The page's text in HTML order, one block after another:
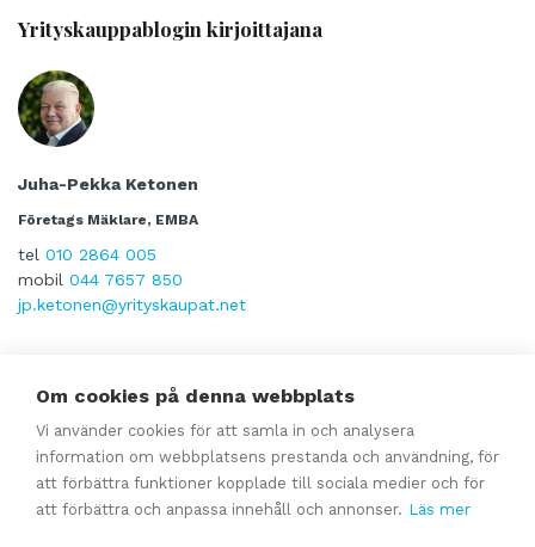
Yrityskauppablogin kirjoittajana
Juha-Pekka Ketonen
Företags Mäklare, EMBA
tel 010 2864 005
mobil 044 7657 850
jp.ketonen@yrityskaupat.net
Om cookies på denna webbplats
Vi använder cookies för att samla in och analysera
information om webbplatsens prestanda och användning, för
att förbättra funktioner kopplade till sociala medier och för
att förbättra och anpassa innehåll och annonser. Läs mer